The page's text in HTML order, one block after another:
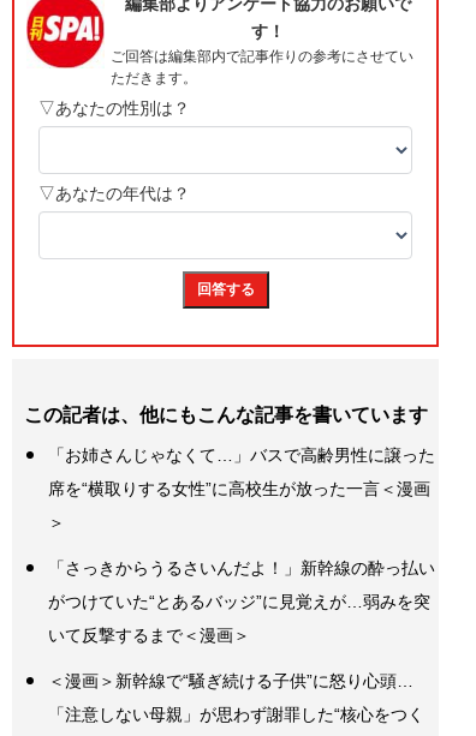
この記者は、他にもこんな記事を書いています
「お姉さんじゃなくて…」バスで高齢男性に譲った
席を“横取りする女性”に高校生が放った一言＜漫画
＞
「さっきからうるさいんだよ！」新幹線の酔っ払い
がつけていた“とあるバッジ”に見覚えが…弱みを突
いて反撃するまで＜漫画＞
＜漫画＞新幹線で“騒ぎ続ける子供”に怒り心頭…
「注意しない母親」が思わず謝罪した“核心をつく